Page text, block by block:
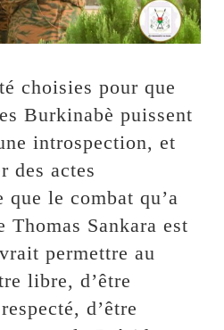
choisies pour que
Burkinabè puissent
introspection, et
des actes
le combat qu’a
Thomas Sankara est
permettre au
libre, d’être
d’être